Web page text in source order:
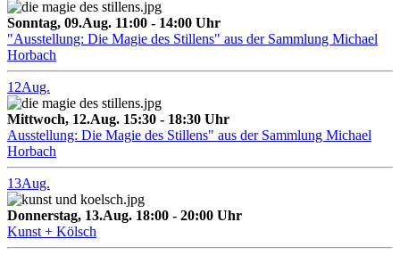
Sonntag, 09.Aug. 11:00 - 14:00 Uhr
"Ausstellung: Die Magie des Stillens" aus der Sammlung Michael
Horbach
12Aug.
Mittwoch, 12.Aug. 15:30 - 18:30 Uhr
Ausstellung: Die Magie des Stillens" aus der Sammlung Michael
Horbach
13Aug.
Donnerstag, 13.Aug. 18:00 - 20:00 Uhr
Kunst + Kölsch